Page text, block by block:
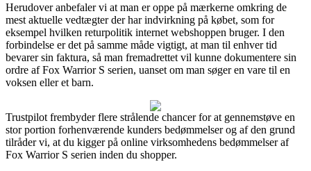
Herudover anbefaler vi at man er oppe på mærkerne omkring de
mest aktuelle vedtægter der har indvirkning på købet, som for
eksempel hvilken returpolitik internet webshoppen bruger. I den
forbindelse er det på samme måde vigtigt, at man til enhver tid
bevarer sin faktura, så man fremadrettet vil kunne dokumentere sin
ordre af Fox Warrior S serien, uanset om man søger en vare til en
voksen eller et barn.
Trustpilot frembyder flere strålende chancer for at gennemstøve en
stor portion forhenværende kunders bedømmelser og af den grund
tilråder vi, at du kigger på online virksomhedens bedømmelser af
Fox Warrior S serien inden du shopper.